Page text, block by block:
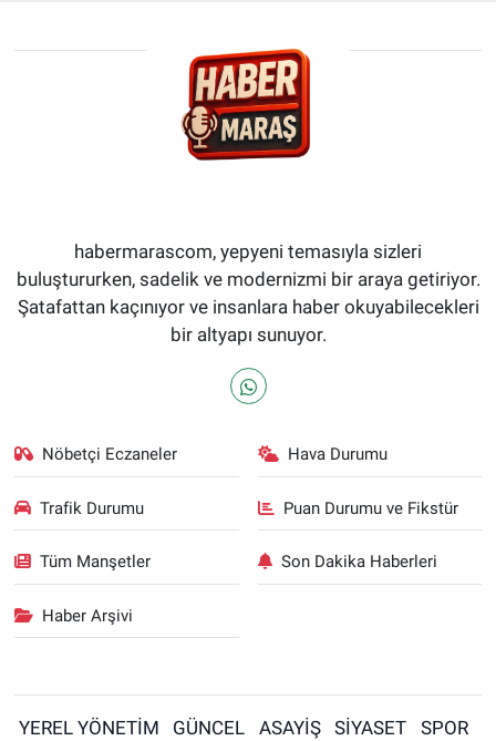
habermarascom, yepyeni temasıyla sizleri
buluştururken, sadelik ve modernizmi bir araya getiriyor.
Şatafattan kaçınıyor ve insanlara haber okuyabilecekleri
bir altyapı sunuyor.
Nöbetçi Eczaneler Hava Durumu
Trafik Durumu Puan Durumu ve Fikstür
Tüm Manşetler Son Dakika Haberleri
Haber Arşivi
YEREL YÖNETİM GÜNCEL ASAYİŞ SİYASET SPOR